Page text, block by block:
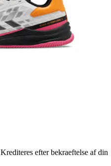
Krediteres efter bekraeftelse af din